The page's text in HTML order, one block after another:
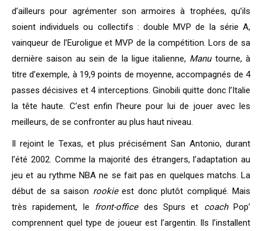
d’ailleurs pour agrémenter son armoires à trophées, qu’ils
soient individuels ou collectifs : double MVP de la série A,
vainqueur de l’Euroligue et MVP de la compétition. Lors de sa
dernière saison au sein de la ligue italienne, Manutourne, à
titre d’exemple, à 19,9 points de moyenne, accompagnés de 4
passes décisives et 4 interceptions. Ginobili quitte donc l’Italie
la tête haute. C’est enfin l’heure pour lui de jouer avec les
meilleurs, de se confronter au plus haut niveau.
Il rejoint le Texas, et plus précisément San Antonio, durant
l’été 2002. Comme la majorité des étrangers, l’adaptation au
jeu et au rythme NBA ne se fait pas en quelques matchs. La
début de sa saison rookieest donc plutôt compliqué. Mais
très rapidement, le front-officedes Spurs et coachPop’
comprennent quel type de joueur est l’argentin. Ils l’installent